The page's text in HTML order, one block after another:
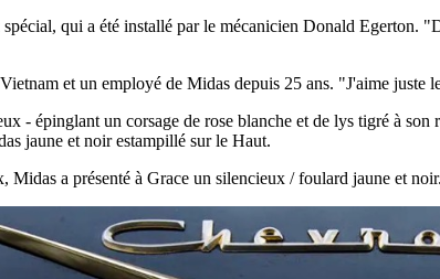
qui a été installé par le mécanicien Donald Egerton.
et un employé de Midas depuis 25 ans. "J'aime juste
- épinglant un corsage de rose blanche et de lys tigré à
jaune et noir estampillé sur le Haut.
Midas a présenté à Grace un silencieux / foulard jaune et